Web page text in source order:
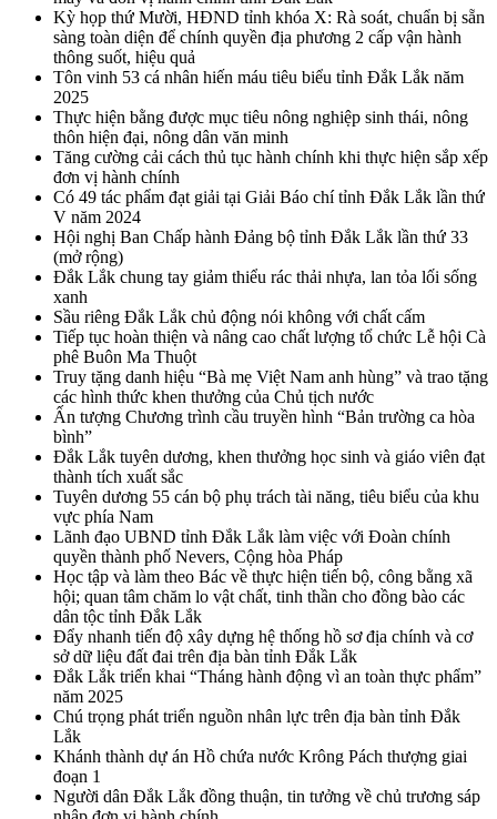
Kỳ họp thứ Mười, HĐND tỉnh khóa X: Rà soát, chuẩn bị sẵn
sàng toàn diện để chính quyền địa phương 2 cấp vận hành
thông suốt, hiệu quả
Tôn vinh 53 cá nhân hiến máu tiêu biểu tỉnh Đắk Lắk năm
2025
Thực hiện bằng được mục tiêu nông nghiệp sinh thái, nông
thôn hiện đại, nông dân văn minh
Tăng cường cải cách thủ tục hành chính khi thực hiện sắp xếp
đơn vị hành chính
Có 49 tác phẩm đạt giải tại Giải Báo chí tỉnh Đắk Lắk lần thứ
V năm 2024
Hội nghị Ban Chấp hành Đảng bộ tỉnh Đắk Lắk lần thứ 33
(mở rộng)
Đắk Lắk chung tay giảm thiểu rác thải nhựa, lan tỏa lối sống
xanh
Sầu riêng Đắk Lắk chủ động nói không với chất cấm
Tiếp tục hoàn thiện và nâng cao chất lượng tổ chức Lễ hội Cà
phê Buôn Ma Thuột
Truy tặng danh hiệu “Bà mẹ Việt Nam anh hùng” và trao tặng
các hình thức khen thưởng của Chủ tịch nước
Ấn tượng Chương trình cầu truyền hình “Bản trường ca hòa
bình”
Đắk Lắk tuyên dương, khen thưởng học sinh và giáo viên đạt
thành tích xuất sắc
Tuyên dương 55 cán bộ phụ trách tài năng, tiêu biểu của khu
vực phía Nam
Lãnh đạo UBND tỉnh Đắk Lắk làm việc với Đoàn chính
quyền thành phố Nevers, Cộng hòa Pháp
Học tập và làm theo Bác về thực hiện tiến bộ, công bằng xã
hội; quan tâm chăm lo vật chất, tinh thần cho đồng bào các
dân tộc tỉnh Đắk Lắk
Đẩy nhanh tiến độ xây dựng hệ thống hồ sơ địa chính và cơ
sở dữ liệu đất đai trên địa bàn tỉnh Đắk Lắk
Đắk Lắk triển khai “Tháng hành động vì an toàn thực phẩm”
năm 2025
Chú trọng phát triển nguồn nhân lực trên địa bàn tỉnh Đắk
Lắk
Khánh thành dự án Hồ chứa nước Krông Pách thượng giai
đoạn 1
Người dân Đắk Lắk đồng thuận, tin tưởng về chủ trương sáp